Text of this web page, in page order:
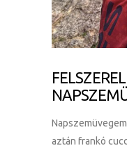
aztán frankó